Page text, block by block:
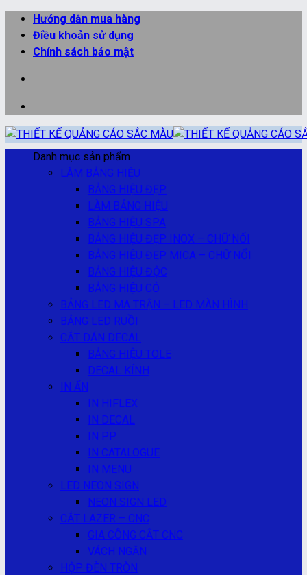
qua
Hướng dẫn mua hàng
Điều khoản sử dụng
Chính sách bảo mật
Danh mục sản phẩm
LÀM BẢNG HIỆU
BẢNG HIỆU ĐẸP
LÀM BẢNG HIỆU
BẢNG HIỆU SPA
BẢNG HIỆU ĐẸP INOX – CHỮ NỔI
BẢNG HIỆU ĐẸP MICA – CHỮ NỔI
BẢNG HIỆU ĐỘC
BẢNG HIỆU CỎ
BẢNG LED MA TRẬN – LED MÀN HÌNH
BẢNG LED RUỒI
CẮT DÁN DECAL
BẢNG HIỆU TOLE
DECAL KÍNH
IN ẤN
IN HIFLEX
IN DECAL
IN PP
IN CATALOGUE
IN MENU
LED NEON SIGN
NEON SIGN LED
CẮT LAZER – CNC
GIA CÔNG CẮT CNC
VÁCH NGĂN
HỘP ĐÈN TRÒN